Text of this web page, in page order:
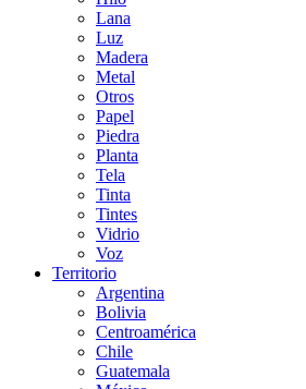
Lana
Luz
Madera
Metal
Otros
Papel
Piedra
Planta
Tela
Tinta
Tintes
Vidrio
Voz
Territorio
Argentina
Bolivia
Centroamérica
Chile
Guatemala